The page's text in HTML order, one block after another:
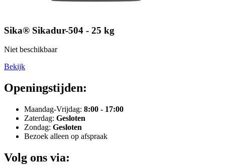
Sika® Sikadur-504 - 25 kg
Niet beschikbaar
Bekijk
Openingstijden:
Maandag-Vrijdag: 8:00 - 17:00
Zaterdag: Gesloten
Zondag: Gesloten
Bezoek alleen op afspraak
Volg ons via: